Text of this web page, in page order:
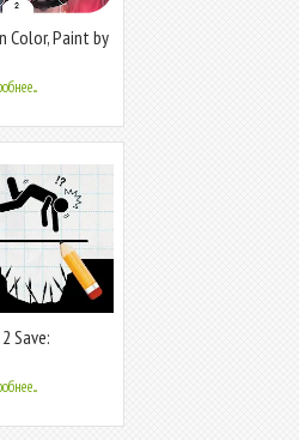
Color, Paint by
Save: